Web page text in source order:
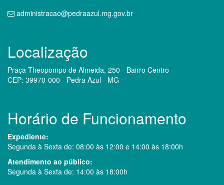
administracao@pedraazul.mg.gov.br
Localização
Praça Theopompo de Almeida, 250 - Bairro Centro
CEP: 39970-000 - Pedra Azul - MG
Horário de Funcionamento
Expediente:
Segunda à Sexta de: 08:00 às 12:00 e 14:00 às 18:00h
Atendimento ao público:
Segunda à Sexta de: 14:00 às 18:00h